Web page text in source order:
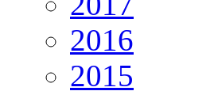
2016
2015